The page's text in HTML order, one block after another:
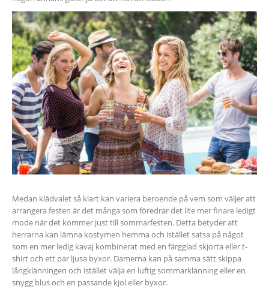
Medan klädvalet så klart kan variera beroende på vem som väljer att
arrangera festen är det många som föredrar det lite mer finare ledigt
mode när det kommer just till sommarfesten. Detta betyder att
herrarna kan lämna kostymen hemma och istället satsa på något
som en mer ledig kavaj kombinerat med en färgglad skjorta eller t-
shirt och ett par ljusa byxor. Damerna kan på samma sätt skippa
långklänningen och istället välja en luftig sommarklänning eller en
snygg blus och en passande kjol eller byxor.